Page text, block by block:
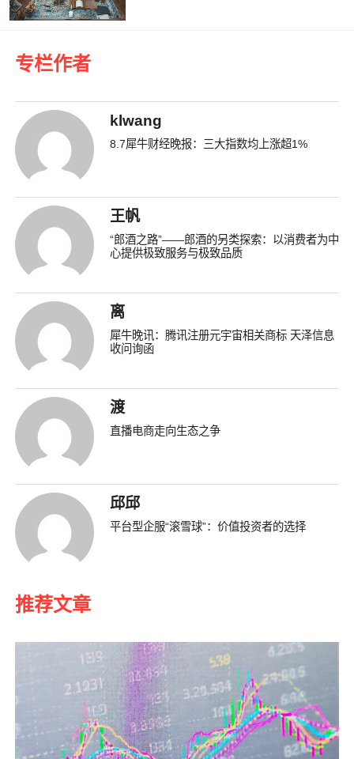
专栏作者
klwang
8.7犀牛财经晚报：三大指数均上涨超1%
王帆
“郎酒之路”——郎酒的另类探索：以消费者为中
心提供极致服务与极致品质
离
犀牛晚讯：腾讯注册元宇宙相关商标 天泽信息
收问询函
渡
直播电商走向生态之争
邱邱
平台型企服“滚雪球”：价值投资者的选择
推荐文章